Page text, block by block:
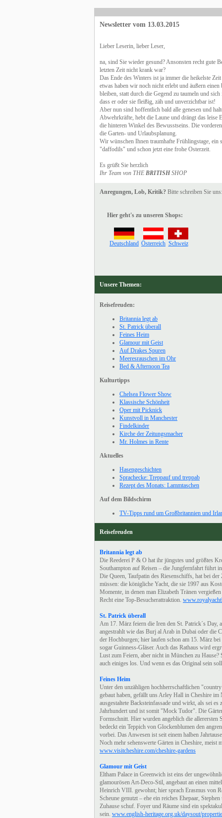
Newsletter vom 13.03.2015
Lieber Leserin, lieber Leser,
na, sind Sie wieder gesund? Ansonsten recht gute
letzten Zeit nicht krank war?
Das Ende des Winters ist ja immer die heikelste
etwas haben wir noch nicht erlebt und äußern
bleiben, statt durch die Gegend zu taumeln und
dass er oder sie fleißig, zäh und unverzichtbar ist!
Aber nun sind hoffentlich bald alle genesen und
Abwehrkräfte, hebt die Laune und drängt das leise
die hinteren Winkel des Bewusstseins. Die
die Garten- und Urlaubsplanung.
Wir wünschen Ihnen traumhafte Frühlingstage, ein
"daffodils" und schon jetzt eine frohe Osterzeit.
Es grüßt Sie herzlich
Ihr Team von THE BRITISHSHOP
Anregungen, Lob, Kritik? Bitte schreiben Sie
Hier geht's zu unseren Shops:
Deutschland Österreich Schweiz
Unsere Themen:
Reisefreuden:
Britannia legt ab
St. Patrick überall
Feines Heim
Glamour mit Geist
Auf Drakes Spuren
Meeresrauschen im Ohr
Bed & Afternoon Tea
Kulturtipps
Chelsea Flower Show
Klassische Schönheit
Oper mit Picknick
Kunstvoll in Manchester
Findelkinder
Kirche der Zeitungsmacher
Mr. Holmes in Rente
Aktuelles
Hasengeschichten
Sprachecke: Treppauf und treppab
Rezept des Monats: Lammtaschen
Auf dem Bildschirm
TV-Tipps rund um Großbritannien und
Reisefreuden
Britannia legt ab
Die Reederei P & O hat ihr jüngstes und größtes
Southampton auf Reisen – die Jungfernfahrt führt
Die Queen, Taufpatin des Riesenschiffs, hat bei
müssen: die königliche Yacht, die sie 1997 aus
Momente, in denen man Elizabeth Tränen
Recht eine Top-Besucherattraktion.
St. Patrick überall
Am 17. März feiern die Iren den St. Patrick´s
angestrahlt wie das Burj al Arab in Dubai oder die
der Hochburgen; hier laufen schon am 15. März
sogar Guinness-Gläser. Auch das Rathaus wird
Lust zum Feiern, aber nicht in München zu
auch einiges los. Und wenn es das Original sein
Feines Heim
Unter den unzähligen hochherrschaftlichen
gebaut haben, gefällt uns Arley Hall in Cheshire im
ausgestaltete Backsteinfassade und wirkt, als sei
Jahrhundert und ist somit "Mock Tudor". Die
Formschnitt. Hier wurden angeblich die allerersten
bedeckt ein Teppich von Glockenblumen den
vorbei. Das Anwesen ist seit einem halben
Noch mehr sehenswerte Gärten in Cheshire, meist
www.visitcheshire.com/cheshire-gardens
Glamour mit Geist
Eltham Palace in Greenwich ist eins der
glamourösen Art-Deco-Stil, angebaut an einen
Heinrich VIII. gewohnt; hier sprach Erasmus von
Scheune genutzt – ehe ein reiches Ehepaar,
Zuhause schuf. Foyer und Räume sind ein
sein. www.english-heritage.org.uk/daysout/